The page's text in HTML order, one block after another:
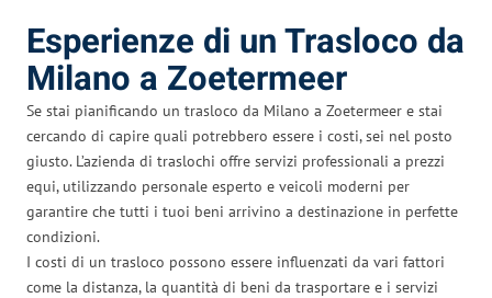
Esperienze di un Trasloco da
Milano a Zoetermeer
Se stai pianificando un trasloco da Milano a Zoetermeer e stai
cercando di capire quali potrebbero essere i costi, sei nel posto
giusto. L’azienda di traslochi offre servizi professionali a prezzi
equi, utilizzando personale esperto e veicoli moderni per
garantire che tutti i tuoi beni arrivino a destinazione in perfette
condizioni.
I costi di un trasloco possono essere influenzati da vari fattori
come la distanza, la quantità di beni da trasportare e i servizi